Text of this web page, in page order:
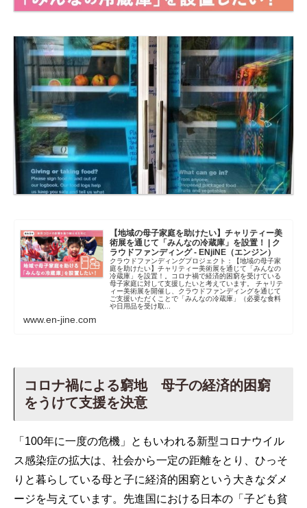
【地域の母子家庭を助けたい】チャリティー美
術展を通じて「みんなの冷蔵庫」を設置！ | ク
ラウドファンディング - ENjiNE（エンジン）
クラウドファンディングプロジェクト：【地域の母子家
庭を助けたい】チャリティー美術展を通じて「みんなの
冷蔵庫」を設置！。コロナ禍で経済的困窮を受けている
母子家庭に対して支援したいと考えています。 チャリテ
ィー美術展を開催し、クラウドファンディングを通じて
ご支援いただくことで「みんなの冷蔵庫」（必要な食料
や日用品を受け取...
www.en-jine.com
コロナ禍による窮地 母子の経済的困窮
をうけて支援を決意
「100年に一度の危機」ともいわれる新型コロナウイル
ス感染症の拡大は、社会から一定の距離をとり、ひっそ
りと暮らしている母と子に経済的困窮という大きなダメ
ージを与えています。先進国における日本の「子ども貧